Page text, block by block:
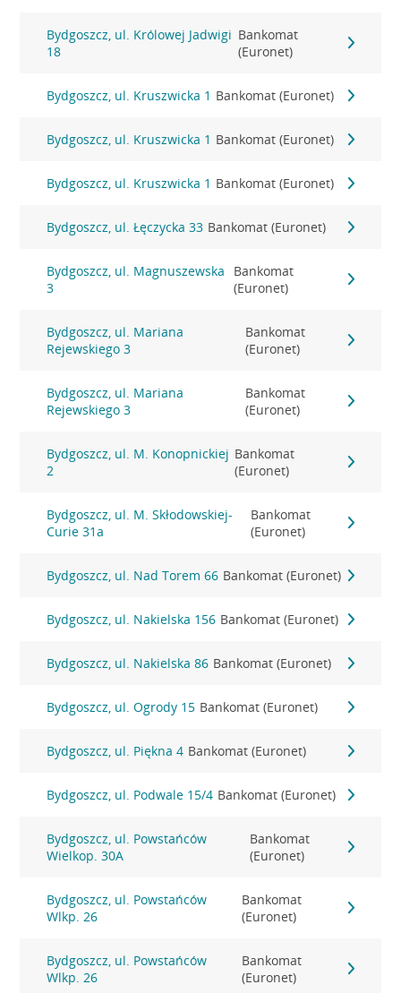
Bydgoszcz, ul. Królowej Jadwigi
18
Bankomat
(Euronet)
Bydgoszcz, ul. Kruszwicka 1 Bankomat (Euronet)
Bydgoszcz, ul. Kruszwicka 1 Bankomat (Euronet)
Bydgoszcz, ul. Kruszwicka 1 Bankomat (Euronet)
Bydgoszcz, ul. Łęczycka 33 Bankomat (Euronet)
Bydgoszcz, ul. Magnuszewska
3
Bankomat
(Euronet)
Bydgoszcz, ul. Mariana
Rejewskiego 3
Bankomat
(Euronet)
Bydgoszcz, ul. Mariana
Rejewskiego 3
Bankomat
(Euronet)
Bydgoszcz, ul. M. Konopnickiej
2
Bankomat
(Euronet)
Bydgoszcz, ul. M. Skłodowskiej-
Curie 31a
Bankomat
(Euronet)
Bydgoszcz, ul. Nad Torem 66 Bankomat (Euronet)
Bydgoszcz, ul. Nakielska 156 Bankomat (Euronet)
Bydgoszcz, ul. Nakielska 86 Bankomat (Euronet)
Bydgoszcz, ul. Ogrody 15 Bankomat (Euronet)
Bydgoszcz, ul. Piękna 4 Bankomat (Euronet)
Bydgoszcz, ul. Podwale 15/4 Bankomat (Euronet)
Bydgoszcz, ul. Powstańców
Wielkop. 30A
Bankomat
(Euronet)
Bydgoszcz, ul. Powstańców
Wlkp. 26
Bankomat
(Euronet)
Bydgoszcz, ul. Powstańców
Wlkp. 26
Bankomat
(Euronet)